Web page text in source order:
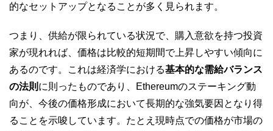
的なセットアップとなることが多く見られます。
つまり、供給が限られている状況で、購入意欲を持つ投資
家が現れれば、価格は比較的短期間で上昇しやすい傾向に
あるのです。これは経済学における基本的な需給バランス
の法則 に則ったものであり、Ethereumのステーキング動
向が、今後の価格形成において長期的な強気要因となり得
ることを示唆しています。たとえ現時点での価格が市場の